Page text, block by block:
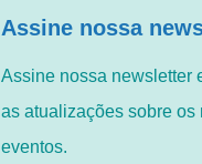
Assine nossa
Assine nossa newsletter
as atualizações sobre os
eventos.